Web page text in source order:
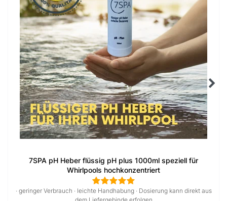
7SPA pH Heber flüssig pH plus 1000ml speziell für
Whirlpools hochkonzentriert
· geringer Verbrauch · leichte Handhabung · Dosierung kann direkt aus